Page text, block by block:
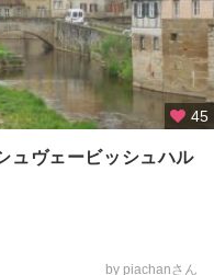
45
ュヴェービッシュハル
by piachanさん